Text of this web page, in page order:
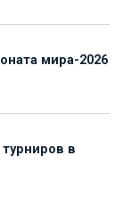
мира-2026
в